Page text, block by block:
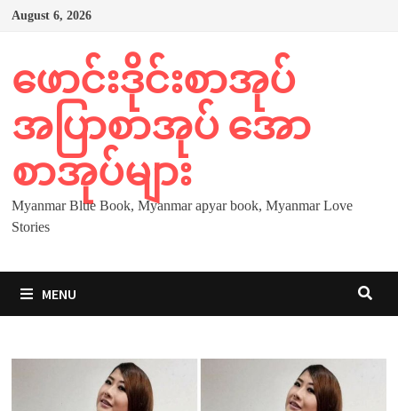
Skip
August 6, 2026
ဖောင်းဒိုင်းစာအုပ်
အပြာစာအုပ် အော
စာအုပ်များ
Myanmar Blue Book, Myanmar apyar book, Myanmar Love
Stories
MENU